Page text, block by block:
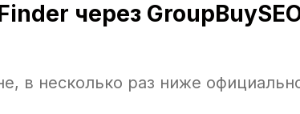
через
в несколько раз ниже